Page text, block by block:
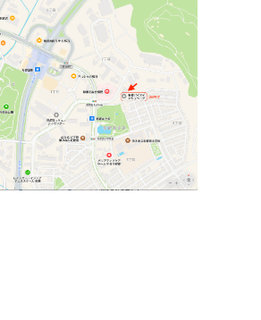
様からご提
だく情報 本